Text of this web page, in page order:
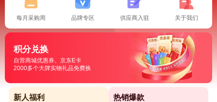
每月采购周 品牌专区 供应商入驻 关于我们
积分兑换
自营商城优惠券、京东E卡
2000多个大牌实物礼品免费换
新人福利 热销爆款